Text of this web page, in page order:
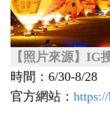
【照片來源】IG
時間：6/30-8/28
官方網站：